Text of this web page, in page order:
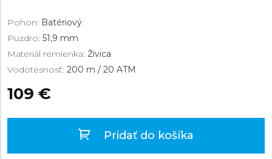
Pohon: Batériový
Puzdro: 51,9 mm
Materiál remienka: Živica
Vodotesnosť: 200 m / 20 ATM
109 €
Pridať do košíka